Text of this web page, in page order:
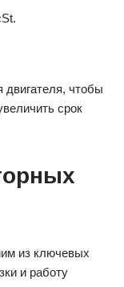
чтобы
срок
из ключевых
и работу